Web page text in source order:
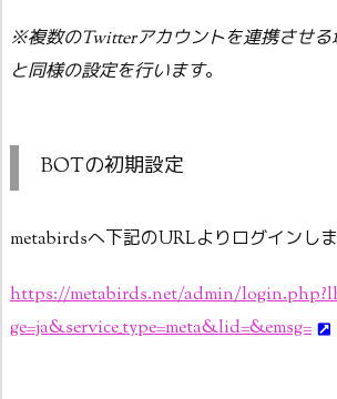
※複数のTwitterアカウントを連携させる
と同様の設定を行います。
BOTの初期設定
metabirdsへ下記のURLよりログインしま
https://metabirds.net/admin/
ge=ja&service_type=meta&lid=&emsg=